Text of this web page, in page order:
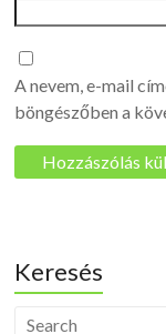
A nevem, e-mail
böngészőben a
Keresés